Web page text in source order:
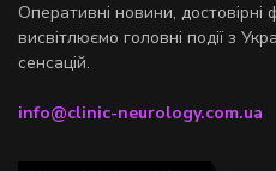
Оперативні новини, достовірні
висвітлюємо головні події з
сенсацій.
info@clinic-neurology.com.ua